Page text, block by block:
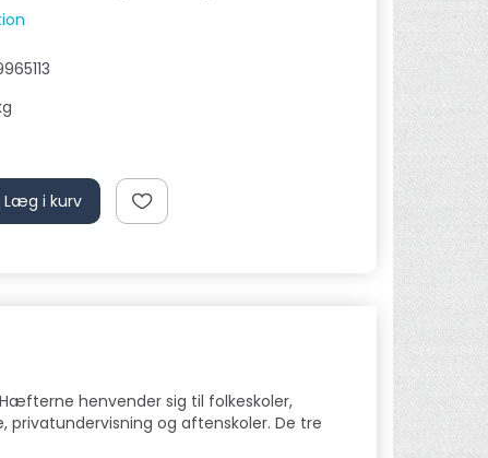
Læg i kurv
henvender sig til folkeskoler,
privatundervisning og aftenskoler. De tre